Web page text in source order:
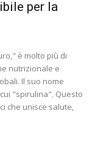
per la
è molto più di
nutrizionale e
Il suo nome
"spirulina". Questo
che unisce salute,